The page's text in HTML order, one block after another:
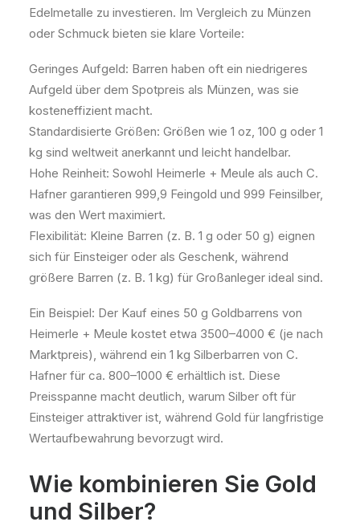
Edelmetalle zu investieren. Im Vergleich zu Münzen
oder Schmuck bieten sie klare Vorteile:
Geringes Aufgeld: Barren haben oft ein niedrigeres
Aufgeld über dem Spotpreis als Münzen, was sie
kosteneffizient macht.
Standardisierte Größen: Größen wie 1 oz, 100 g oder 1
kg sind weltweit anerkannt und leicht handelbar.
Hohe Reinheit: Sowohl Heimerle + Meule als auch C.
Hafner garantieren 999,9 Feingold und 999 Feinsilber,
was den Wert maximiert.
Flexibilität: Kleine Barren (z. B. 1 g oder 50 g) eignen
sich für Einsteiger oder als Geschenk, während
größere Barren (z. B. 1 kg) für Großanleger ideal sind.
Ein Beispiel: Der Kauf eines 50 g Goldbarrens von
Heimerle + Meule kostet etwa 3500–4000 € (je nach
Marktpreis), während ein 1 kg Silberbarren von C.
Hafner für ca. 800–1000 € erhältlich ist. Diese
Preisspanne macht deutlich, warum Silber oft für
Einsteiger attraktiver ist, während Gold für langfristige
Wertaufbewahrung bevorzugt wird.
Wie kombinieren Sie Gold
und Silber?